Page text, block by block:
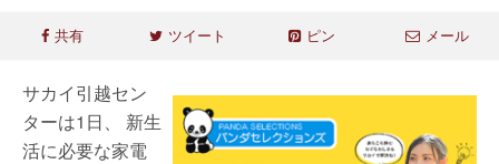
共有 ツイート ピン メール
サカイ引越セン
ターは1日、 新生
活に必要な家電